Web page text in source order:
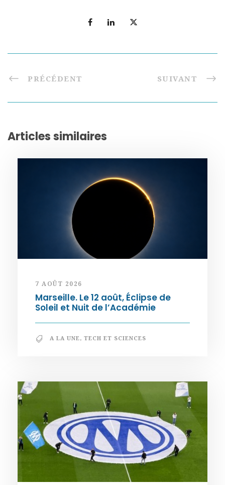
PRÉCÉDENT SUIVANT
Articles similaires
7 AOÛT 2026
Marseille. Le 12 août, Éclipse de
Soleil et Nuit de l’Académie
A LA UNE, TECH ET SCIENCES